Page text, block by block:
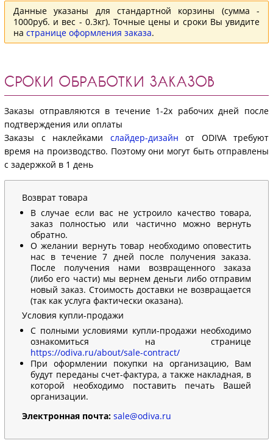
Данные указаны для стандартной корзины (сумма -
1000руб. и вес - 0.3кг). Точные цены и сроки Вы увидите
на странице оформления заказа.
СРОКИ ОБРАБОТКИ ЗАКАЗОВ
Заказы отправляются в течение 1-2х рабочих дней после
подтверждения или оплаты
Заказы с наклейками слайдер-дизайн от ODIVA требуют
время на производство. Поэтому они могут быть отправлены
с задержкой в 1 день
Возврат товара
В случае если вас не устроило качество товара,
заказ полностью или частично можно вернуть
обратно.
О желании вернуть товар необходимо оповестить
нас в течение 7 дней после получения заказа.
После получения нами возвращенного заказа
(либо его части) мы вернем деньги либо отправим
новый заказ. Стоимость доставки не возвращается
(так как услуга фактически оказана).
Условия купли-продажи
С полными условиями купли-продажи необходимо
ознакомиться на странице
https://odiva.ru/about/sale-contract/
При оформлении покупки на организацию, Вам
будут переданы счет-фактура, а также накладная, в
которой необходимо поставить печать Вашей
организации.
Электронная почта: sale@odiva.ru